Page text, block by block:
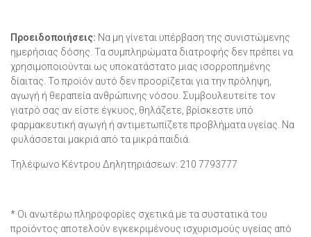
Προειδοποιήσεις: Να μη γίνεται υπέρβαση της συνιστώμενης
ημερήσιας δόσης. Τα συμπληρώματα διατροφής δεν πρέπει να
χρησιμοποιούνται ως υποκατάστατο μιας ισορροπημένης
δίαιτας. Το προϊόν αυτό δεν προορίζεται για την πρόληψη,
αγωγή ή θεραπεία ανθρώπινης νόσου. Συμβουλευτείτε τον
γιατρό σας αν είστε έγκυος, θηλάζετε, βρίσκεστε υπό
φαρμακευτική αγωγή ή αντιμετωπίζετε προβλήματα υγείας. Να
φυλάσσεται μακριά από τα μικρά παιδιά.
Τηλέφωνο Κέντρου Δηλητηριάσεων: 210 7793777
* Οι ανωτέρω πληροφορίες σχετικά με τα συστατικά του
προϊόντος αποτελούν εγκεκριμένους ισχυρισμούς υγείας από